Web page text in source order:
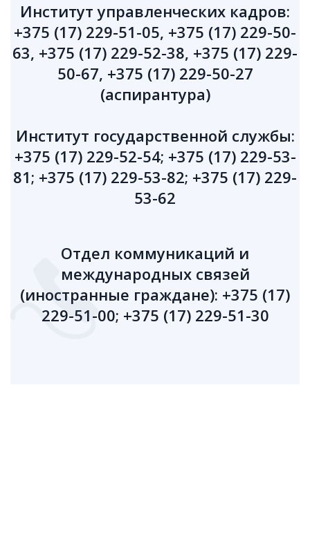
Институт управленческих кадров:
+375 (17) 229-51-05, +375 (17) 229-50-
63, +375 (17) 229-52-38, +375 (17) 229-
50-67, +375 (17) 229-50-27
(аспирантура)
Институт государственной службы:
+375 (17) 229-52-54; +375 (17) 229-53-
81; +375 (17) 229-53-82; +375 (17) 229-
53-62
Отдел коммуникаций и
международных связей
(иностранные граждане): +375 (17)
229-51-00; +375 (17) 229-51-30